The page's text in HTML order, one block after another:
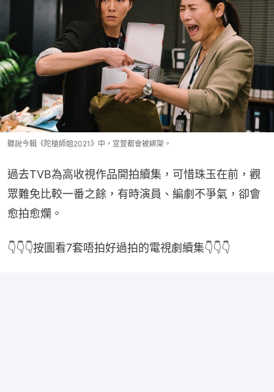
聽說今輯《陀槍師姐2021》中，宣萱都會被綁架。
過去TVB為高收視作品開拍續集，可惜珠玉在前，觀
眾難免比較一番之餘，有時演員、編劇不爭氣，卻會
愈拍愈爛。
👇👇👇按圖看7套唔拍好過拍的電視劇續集👇👇👇